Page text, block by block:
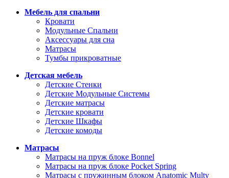
Мебель для спальни
Кровати
Модульные Спальни
Аксессуары для сна
Матрасы
Тумбы прикроватные
Детская мебель
Детские Стенки
Детские Модульные Системы
Детские матрасы
Детские кровати
Детские Шкафы
Детские комоды
Матрасы
Матрасы на пруж блоке Bonnel
Матрасы на пруж блоке Pocket Spring
Матрасы с пружинным блоком Anatomic Multy